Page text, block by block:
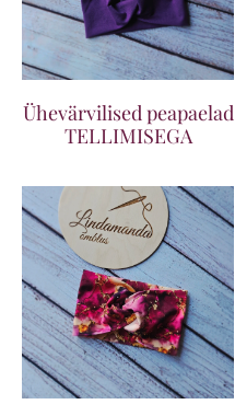
Ühevärvilised peapaelad
TELLIMISEGA